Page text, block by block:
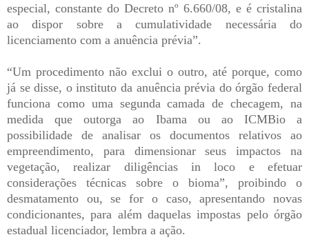
especial, constante do Decreto nº 6.660/08, e é cristalina
ao dispor sobre a cumulatividade necessária do
licenciamento com a anuência prévia”.
“Um procedimento não exclui o outro, até porque, como
já se disse, o instituto da anuência prévia do órgão federal
funciona como uma segunda camada de checagem, na
medida que outorga ao Ibama ou ao ICMBio a
possibilidade de analisar os documentos relativos ao
empreendimento, para dimensionar seus impactos na
vegetação, realizar diligências in loco e efetuar
considerações técnicas sobre o bioma”, proibindo o
desmatamento ou, se for o caso, apresentando novas
condicionantes, para além daquelas impostas pelo órgão
estadual licenciador, lembra a ação.